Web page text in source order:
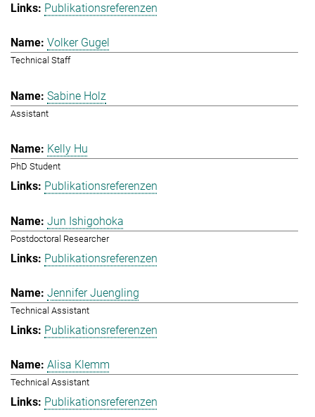
Publikationsreferenzen
Volker Gugel
Technical Staff
Sabine Holz
Assistant
Kelly Hu
PhD Student
Publikationsreferenzen
Jun Ishigohoka
Postdoctoral Researcher
Publikationsreferenzen
Jennifer Juengling
Technical Assistant
Publikationsreferenzen
Alisa Klemm
Technical Assistant
Publikationsreferenzen